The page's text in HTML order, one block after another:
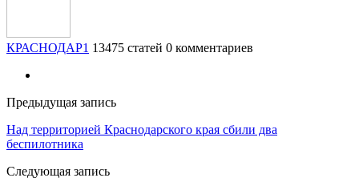
КРАСНОДАР1 13475 статей 0 комментариев
Предыдущая запись
Над территорией Краснодарского края сбили два
беспилотника
Следующая запись